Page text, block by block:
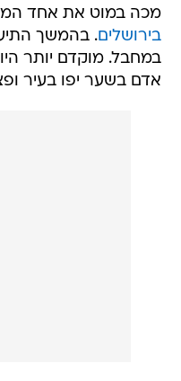
מכה במוט את אחד
בירושלים. בהמשך
במחבל. מוקדם יותר
אדם בשער יפו בעיר